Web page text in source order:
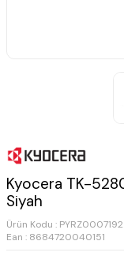
Kyocera TK-
Siyah
Ürün Kodu : PYRZ0007192
Ean : 8684720040151